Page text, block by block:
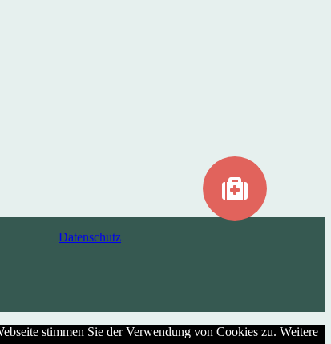
Datenschutz
stimmen Sie der Verwendung von Cookies zu. Weitere